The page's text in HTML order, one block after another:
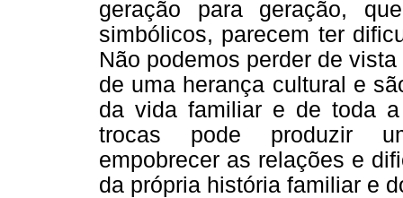
geração para geração,
simbólicos, parecem ter
Não podemos perder de
de uma herança cultural e
da vida familiar e de toda
trocas pode produzir
empobrecer as relações e
da própria história familiar e